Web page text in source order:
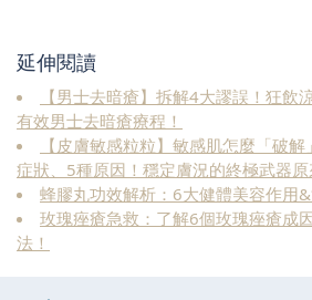
延伸閱讀
【男士去暗瘡】拆解4大謬誤！狂飲
有效男士去暗瘡療程！
【皮膚敏感粒粒】敏感肌怎麼「破
症狀、5種原因！穩定膚況的終極武器原
蜂膠丸功效解析：6大健體美容作用&
玫瑰痤瘡急救：了解6個玫瑰痤瘡成
法！